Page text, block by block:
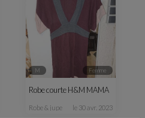
M femme
Robe courte H&M MAMA
robe & jupe le 30 avr. 2023